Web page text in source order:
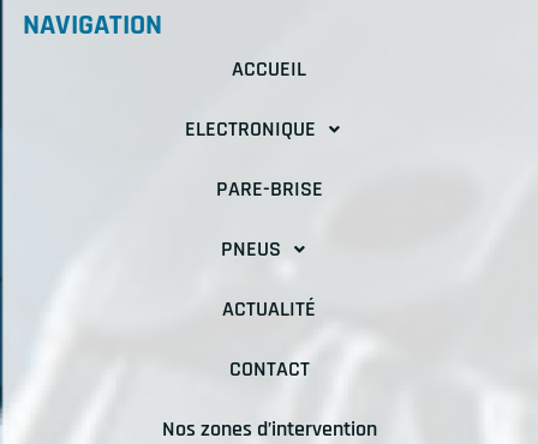
NAVIGATION
ACCUEIL
ELECTRONIQUE
PARE-BRISE
PNEUS
ACTUALITÉ
CONTACT
Nos zones d’intervention